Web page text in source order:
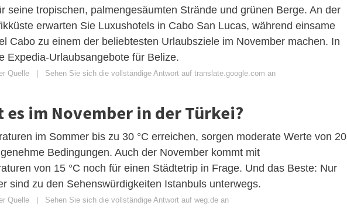
seine tropischen, palmengesäumten Strände und grünen Berge. An der
erwarten Sie Luxushotels in Cabo San Lucas, während einsame
Cabo zu einem der beliebtesten Urlaubsziele im November machen. In
Expedia-Urlaubsangebote für Belize.
Quelle Sehen Sie sich die vollständige Antwort auf translate.google.com an
es im November in der Türkei?
im Sommer bis zu 30 °C erreichen, sorgen moderate Werte von 20
Bedingungen. Auch der November kommt mit
von 15 °C noch für einen Städtetrip in Frage. Und das Beste: Nur
sind zu den Sehenswürdigkeiten Istanbuls unterwegs.
Quelle Sehen Sie sich die vollständige Antwort auf weg.de an